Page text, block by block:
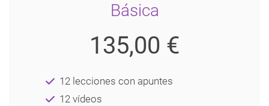
Básica
135,00 €
12 lecciones con apuntes
12 vídeos